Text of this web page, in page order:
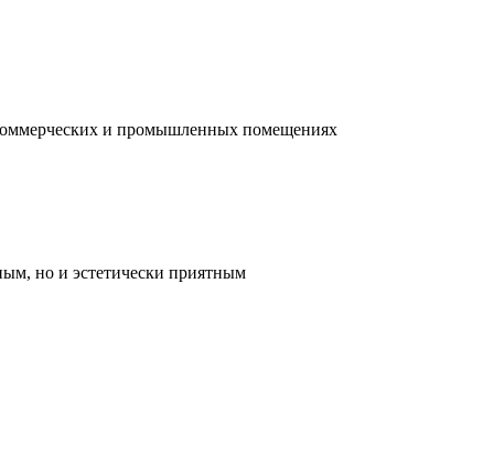
и промышленных помещениях
но и эстетически приятным